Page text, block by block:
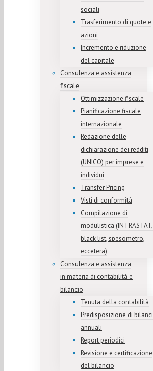
sociali
Trasferimento di quote e
azioni
Incremento e riduzione
del capitale
Consulenza e assistenza
fiscale
Ottimizzazione fiscale
Pianificazione fiscale
internazionale
Redazione delle
dichiarazione dei redditi
(UNICO) per imprese e
individui
Transfer Pricing
Visti di conformità
Compilazione di
modulistica (INTRASTAT,
black list, spesometro,
eccetera)
Consulenza e assistenza
in materia di contabilità e
bilancio
Tenuta della contabilità
Predisposizione di bilanci
annuali
Report periodici
Revisione e certificazione
del bilancio